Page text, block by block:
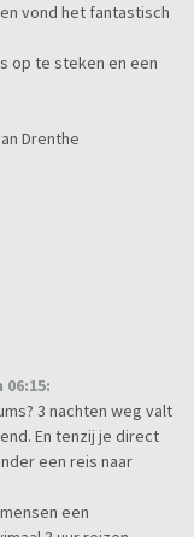
vond het fantastisch
op te steken en een
Drenthe
3 nachten weg valt
En tenzij je direct
een reis naar
een